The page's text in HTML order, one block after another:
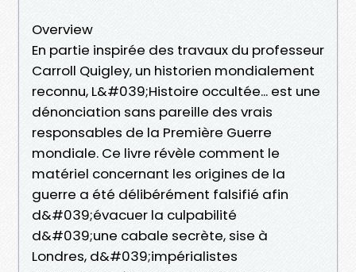
Overview
En partie inspirée des travaux du professeur
Carroll Quigley, un historien mondialement
reconnu, L&#039;Histoire occultée... est une
dénonciation sans pareille des vrais
responsables de la Première Guerre
mondiale. Ce livre révèle comment le
matériel concernant les origines de la
guerre a été délibérément falsifié afin
d&#039;évacuer la culpabilité
d&#039;une cabale secrète, sise à
Londres, d&#039;impérialistes